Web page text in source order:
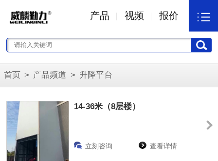
产品 视频 报价
首页 > 产品频道 > 升降平台
14-36米（8层楼）
立刻咨询 查看详情